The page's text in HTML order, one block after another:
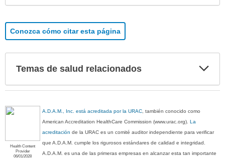
Conozca cómo citar esta página
Temas de salud relacionados
Health Content
Provider
06/01/2028
A.D.A.M., Inc. está acreditada por la URAC , también conocido como
American Accreditation HealthCare Commission (www.urac.org).La
acreditación de la URAC es un comité auditor independiente para verificar
que A.D.A.M. cumple los rigurosos estándares de calidad e integridad.
A.D.A.M. es una de las primeras empresas en alcanzar esta tan importante